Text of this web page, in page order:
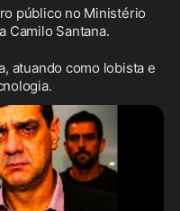
público no Ministério
Camilo Santana.
atuando como lobista e